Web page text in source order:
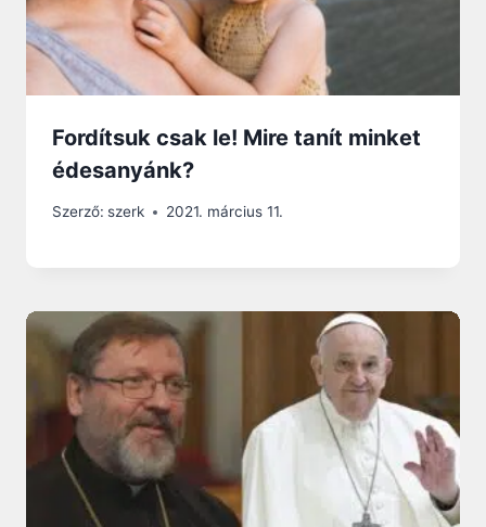
Fordítsuk csak le! Mire tanít minket
édesanyánk?
Szerző: szerk 2021. március 11.